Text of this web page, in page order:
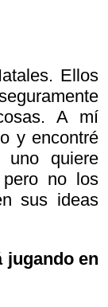
Ellos
A mí
y encontré
uno quiere
no los
sus ideas
jugando en